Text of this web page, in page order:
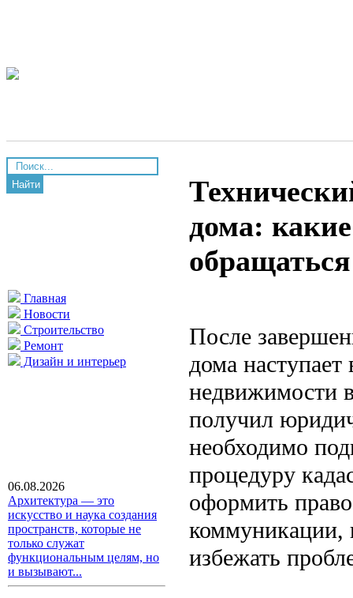
Найти
Главная
Новости
Строительство
Ремонт
Дизайн и интерьер
06.08.2026
Архитектура — это
искусство и наука создания
пространств, которые не
только служат
функциональным целям, но
и вызывают...
дома:
обращаться
После
дома
недвижимости
получил
необходимо
процедуру
оформить
коммуникации,
избежать